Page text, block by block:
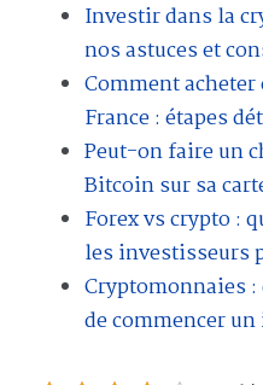
Investir dans la
nos astuces et
Comment
France : étapes
Peut-on faire un
Bitcoin sur sa
Forex vs crypto :
les investisseurs
Cryptomonnaies
de commencer